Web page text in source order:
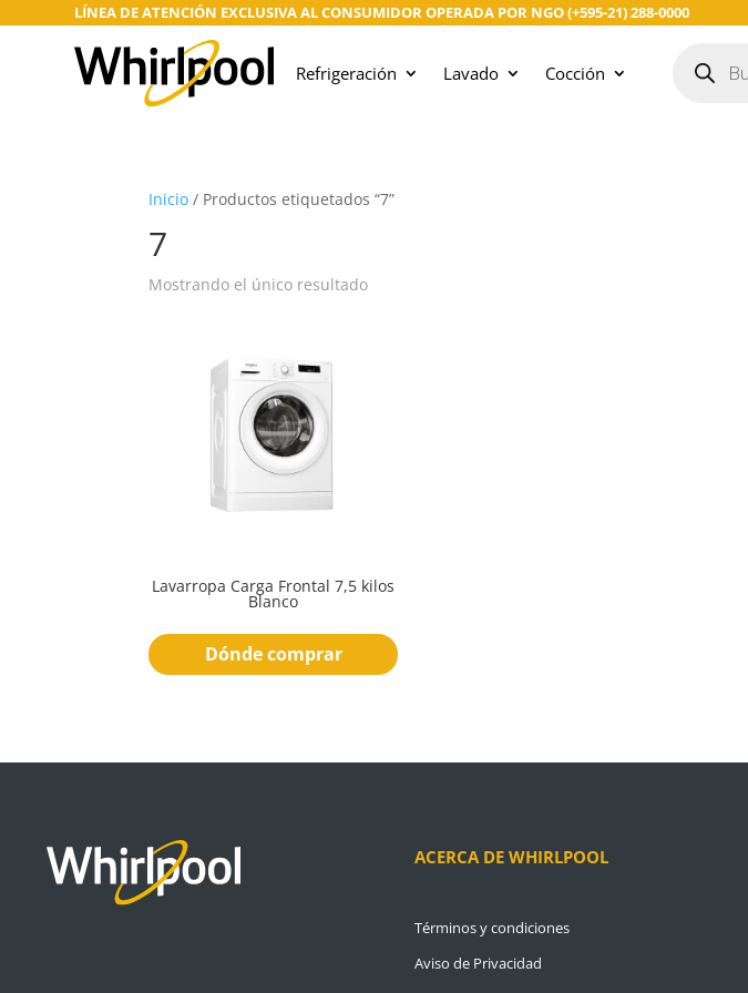
LÍNEA DE ATENCIÓN EXCLUSIVA AL CONSUMIDOR OPERADA POR NGO (+595-21) 288-0000
Refrigeración Lavado Cocción productos
Inicio / Productos etiquetados “7”
7
Mostrando el único resultado
Lavarropa Carga Frontal 7,5 kilos
Blanco
Dónde comprar
ACERCA DE WHIRLPOOL
Términos y condiciones
Aviso de Privacidad